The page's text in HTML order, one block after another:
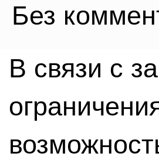
Без
В связи с